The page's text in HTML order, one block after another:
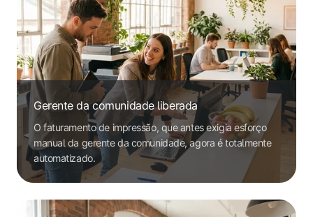
Gerente da comunidade liberada
O faturamento de impressão, que antes exigia esforço
manual da gerente da comunidade, agora é totalmente
automatizado.